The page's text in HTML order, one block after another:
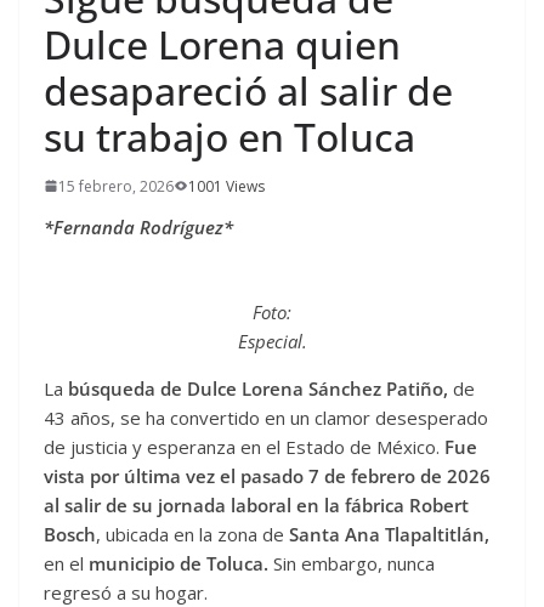
Dulce Lorena quien
desapareció al salir de
su trabajo en Toluca
15 febrero, 2026 1001 Views
*Fernanda Rodríguez*
Foto:
Especial.
La búsqueda de Dulce Lorena Sánchez Patiño, de
43 años, se ha convertido en un clamor desesperado
de justicia y esperanza en el Estado de México. Fue
vista por última vez el pasado 7 de febrero de 2026
al salir de su jornada laboral en la fábrica Robert
Bosch, ubicada en la zona de Santa Ana Tlapaltitlán,
en el municipio de Toluca. Sin embargo, nunca
regresó a su hogar.